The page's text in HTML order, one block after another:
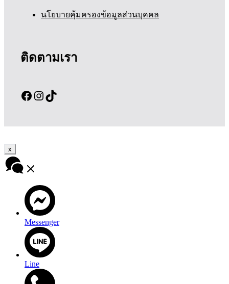
นโยบายคุ้มครองข้อมูลส่วนบุคคล
ติดตามเรา
Facebook
Instagram
TikTok
x
Messenger
Line